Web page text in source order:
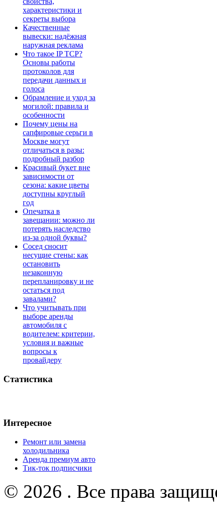
характеристики и
секреты выбора
Качественные
вывески: надёжная
наружная реклама
Что такое IP TCP?
Основы работы
протоколов для
передачи данных и
голоса
Обрамление и уход за
могилой: правила и
особенности
Почему цены на
сапфировые серьги в
Москве могут
отличаться в разы:
подробный разбор
Красивый букет вне
зависимости от
сезона: какие цветы
доступны круглый
год
Опечатка в
завещании: можно ли
потерять наследство
из-за одной буквы?
Сосед сносит
несущие стены: как
остановить
незаконную
перепланировку и не
остаться под
завалами?
Что учитывать при
выборе аренды
автомобиля с
водителем: критерии,
условия и важные
вопросы к
провайдеру
Статистика
Интересное
Ремонт или замена
холодильника
Аренда премиум авто
Тик-ток подписчики
© 2026 . Все права